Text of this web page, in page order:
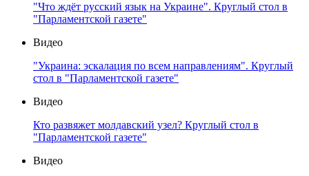
"Что ждёт русский язык на Украине". Круглый стол в
"Парламентской газете"
Видео
"Украина: эскалация по всем направлениям". Круглый
стол в "Парламентской газете"
Видео
Кто развяжет молдавский узел? Круглый стол в
"Парламентской газете"
Видео